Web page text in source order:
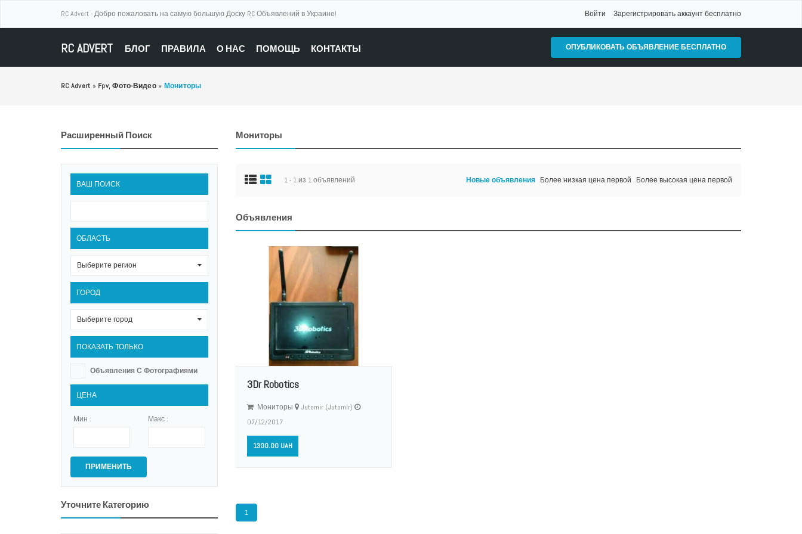
RC Advert - Добро пожаловать на самую большую Доску RC Объявлений в Украине! Войти Зарегистрировать аккаунт бесплатно
RC ADVERT БЛОГ ПРАВИЛА О НАС ПОМОЩЬ КОНТАКТЫ ОПУБЛИКОВАТЬ ОБЪЯВЛЕНИЕ БЕСПЛАТНО
RC Advert » Fpv, Фото-Видео » Мониторы
Расширенный Поиск
ВАШ ПОИСК
ОБЛАСТЬ
Выберите регион
ГОРОД
Выберите город
ПОКАЗАТЬ ТОЛЬКО
Объявления С Фотографиями
ЦЕНА
Мин : Макс :
ПРИМЕНИТЬ
Уточните Категорию
Мониторы
1 - 1 из 1 объявлений Новые объявления Более низкая цена первой Более высокая цена первой
Объявления
3Dr Robotics
Мониторы
Jutomir (Jutomir)
07/12/2017
1300.00 UAH
1